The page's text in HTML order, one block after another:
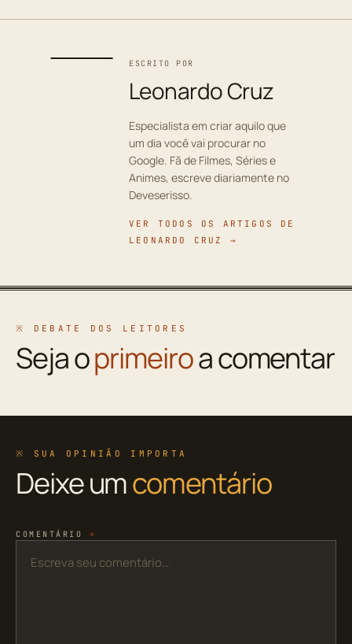
ESCRITO POR
Leonardo Cruz
Especialista em criar aquilo que
um dia você vai procurar no
Google. Fã de Filmes, Séries e
Animes, escreve diariamente no
Deveserisso.
VER TODOS OS ARTIGOS DE
LEONARDO CRUZ →
※ DEBATE DOS LEITORES
Seja oprimeiroa comentar
※ SUA OPINIÃO IMPORTA
Deixe umcomentário
COMENTÁRIO *